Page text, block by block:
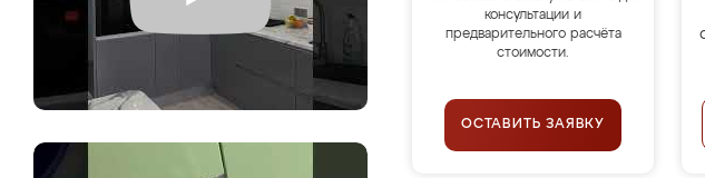
консультации и
предварительного расчёта
стоимости.
ОСТАВИТЬ ЗАЯВКУ